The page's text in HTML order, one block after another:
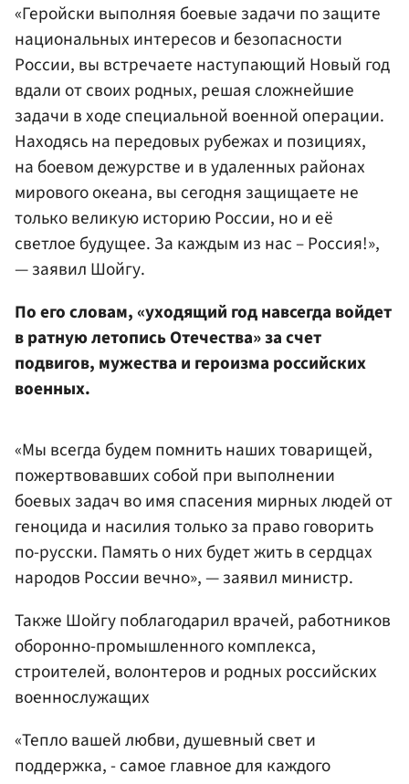
«Геройски выполняя боевые задачи по защите
национальных интересов и безопасности
России, вы встречаете наступающий Новый год
вдали от своих родных, решая сложнейшие
задачи в ходе специальной военной операции.
Находясь на передовых рубежах и позициях,
на боевом дежурстве и в удаленных районах
мирового океана, вы сегодня защищаете не
только великую историю России, но и её
светлое будущее. За каждым из нас – Россия!»,
— заявил Шойгу.
По его словам, «уходящий год навсегда войдет
в ратную летопись Отечества» за счет
подвигов, мужества и героизма российских
военных.
«Мы всегда будем помнить наших товарищей,
пожертвовавших собой при выполнении
боевых задач во имя спасения мирных людей от
геноцида и насилия только за право говорить
по-русски. Память о них будет жить в сердцах
народов России вечно», — заявил министр.
Также Шойгу поблагодарил врачей, работников
оборонно-промышленного комплекса,
строителей, волонтеров и родных российских
военнослужащих
«Тепло вашей любви, душевный свет и
поддержка, - самое главное для каждого